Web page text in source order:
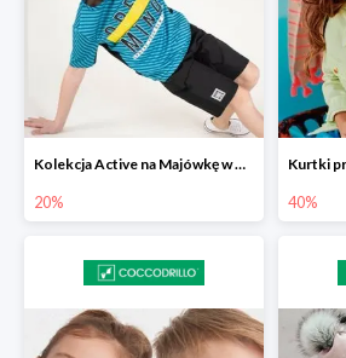
Kolekcja Active na Majówkę w Coccodrillo -20%
20% 40%